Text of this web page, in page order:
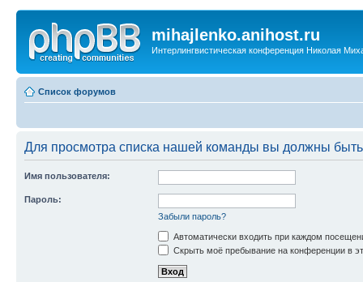
mihajlenko.anihost.ru
Интерлингвистическая конференция Николая
Список форумов
Для просмотра списка нашей команды вы должны
Имя пользователя:
Пароль:
Забыли пароль?
Автоматически входить при каждом
Скрыть моё пребывание на конференции в